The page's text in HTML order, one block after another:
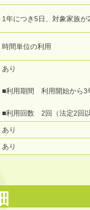
1年につき5日、対象家族
時間単位の利用
あり
■利用期間 利用開始から3
■利用回数 2回（法定2回
あり
あり